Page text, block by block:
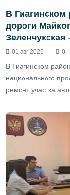
В Гиагинском
дороги
Зеленчукская
01 авг 2025 0
В Гиагинском
национального
ремонт участка